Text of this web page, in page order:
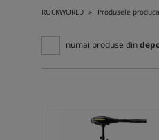
ROCKWORLD Produsele
numai produse din